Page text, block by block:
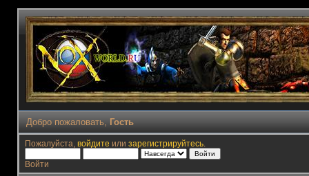
Добро пожаловать, Гость
Пожалуйста, войдите или зарегистрируйтесь.
Войти